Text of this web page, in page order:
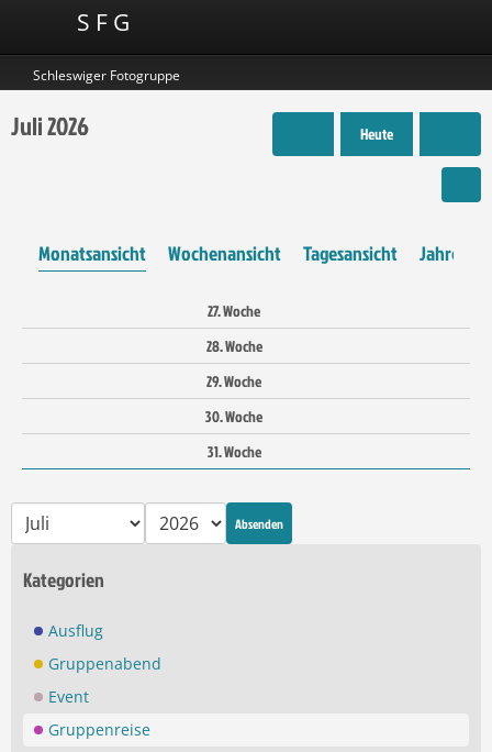
S F G
Schleswiger Fotogruppe
Juli 2026 Heute
Monatsansicht Wochenansicht Tagesansicht
27. Woche
28. Woche
29. Woche
30. Woche
31. Woche
Absenden
Kategorien
Ausflug
Gruppenabend
Event
Gruppenreise